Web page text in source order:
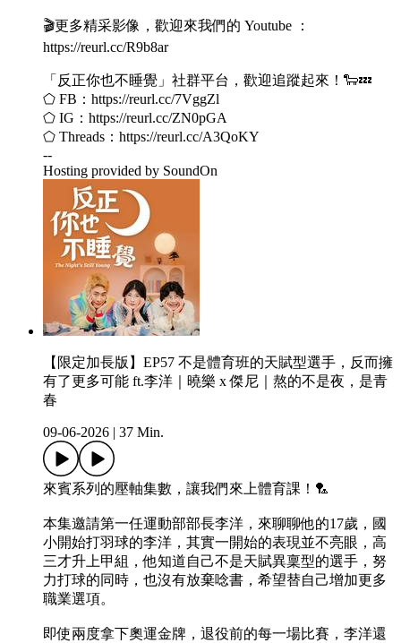
🎬更多精采影像，歡迎來我們的 Youtube ：
https://reurl.cc/R9b8ar
「反正你也不睡覺」社群平台，歡迎追蹤起來！🐑💤
⬠ FB：https://reurl.cc/7VggZl
⬠ IG：https://reurl.cc/ZN0pGA
⬠ Threads：https://reurl.cc/A3QoKY
--
Hosting provided by SoundOn
【限定加長版】EP57 不是體育班的天賦型選手，反而擁
有了更多可能 ft.李洋｜曉樂 x 傑尼｜熬的不是夜，是青
春
09-06-2026 37 Min.
來賓系列的壓軸集數，讓我們來上體育課！🏸
本集邀請第一任運動部部長李洋，來聊聊他的17歲，國
小開始打羽球的李洋，其實一開始的表現並不亮眼，高
三才升上甲組，他知道自己不是天賦異稟型的選手，努
力打球的同時，也沒有放棄唸書，希望替自己增加更多
職業選項。
即使兩度拿下奧運金牌，退役前的每一場比賽，李洋還